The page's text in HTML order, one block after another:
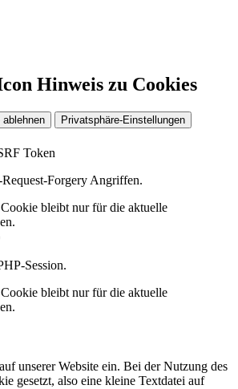
Hinweis zu Cookies
ablehnen Privatsphäre-Einstellungen
Token
Forgery Angriffen.
bleibt nur für die aktuelle
Session.
bleibt nur für die aktuelle
unserer Website ein. Bei der Nutzung des
gesetzt, also eine kleine Textdatei auf